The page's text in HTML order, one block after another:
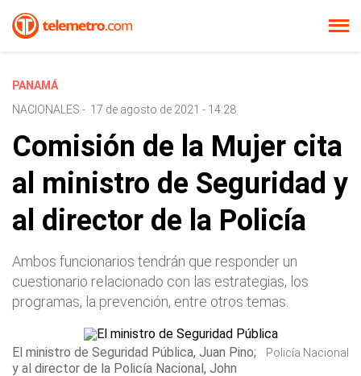
PANAMÁ
NACIONALES - 17 de agosto de 2021 - 14:28
Comisión de la Mujer cita
al ministro de Seguridad y
al director de la Policía
Ambos funcionarios tendrán que responder un
cuestionario relacionado con las estrategias, los
programas, la prevención, entre otros temas.
El ministro de Seguridad Pública, Juan Pino;
y al director de la Policía Nacional, John
Policía Nacional